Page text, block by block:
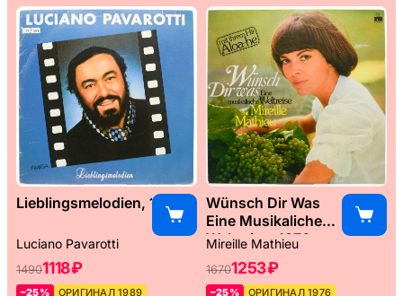
Lieblingsmelodien, 1989
Luciano Pavarotti
14901118 ₽
–25%
ОРИГИНАЛ 1989
Wünsch Dir Was
Eine Musikaliche
Weltreise, 1976
Mireille Mathieu
16701253 ₽
–25% ОРИГИНАЛ 1976